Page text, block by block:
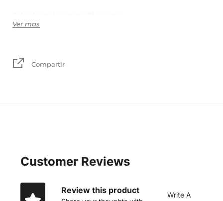
Disponible: tiempo de fabricación 8 días hábiles
Ver mas
Compartir
Customer Reviews
Review this product
Write A